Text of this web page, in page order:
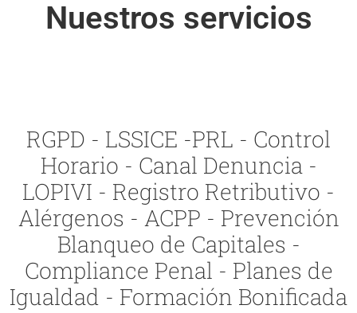
Nuestros servicios
RGPD - LSSICE -PRL - Control
Horario - Canal Denuncia -
LOPIVI - Registro Retributivo -
Alérgenos - ACPP - Prevención
Blanqueo de Capitales -
Compliance Penal - Planes de
Igualdad - Formación Bonificada